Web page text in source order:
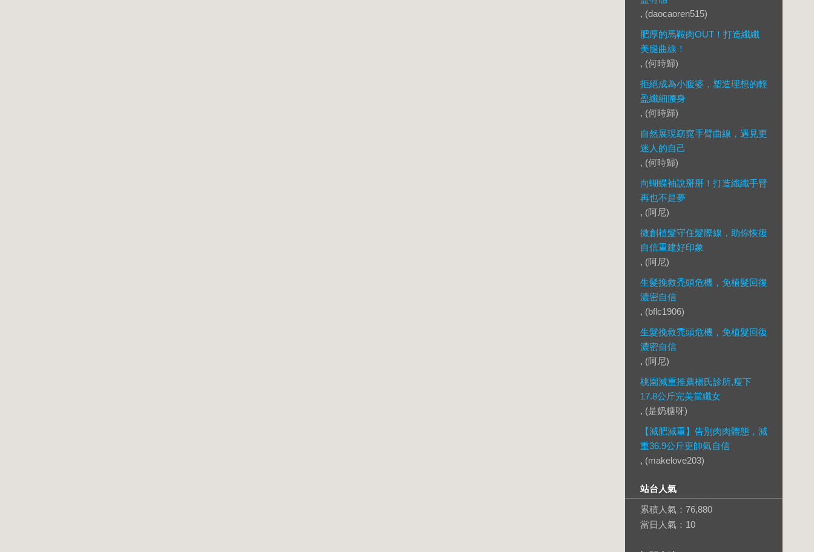
, (daocaoren515)
肥厚的馬鞍肉OUT！打造纖纖
美腿曲線！
, (何時歸)
拒絕成為小腹婆，塑造理想的輕
盈纖細腰身
, (何時歸)
自然展現窈窕手臂曲線，遇見更
迷人的自己
, (何時歸)
向蝴蝶袖說掰掰！打造纖纖手臂
再也不是夢
, (阿尼)
微創植髮守住髮際線，助你恢復
自信重建好印象
, (阿尼)
生髮挽救禿頭危機，免植髮回復
濃密自信
, (bflc1906)
生髮挽救禿頭危機，免植髮回復
濃密自信
, (阿尼)
桃園減重推薦楊氏診所,瘦下
17.8公斤完美當纖女
, (是奶糖呀)
【減肥減重】告別肉肉體態，減
重36.9公斤更帥氣自信
, (makelove203)
站台人氣
累積人氣： 76,880
當日人氣： 10